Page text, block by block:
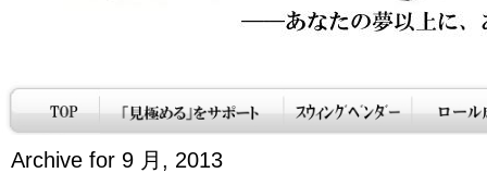
Archive for 9 月, 2013